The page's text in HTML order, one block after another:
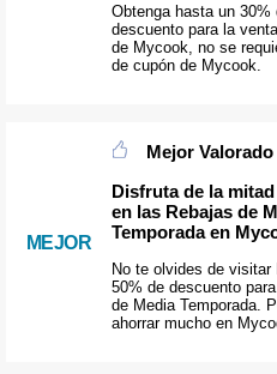
Obtenga hasta un 30%
descuento para la
de Mycook, no se
de cupón de Mycook.
MEJOR
Mejor Valorado
Disfruta de la
en las Rebajas de
Temporada en
No te olvides de visitar
50% de descuento
de Media Temporada.
ahorrar mucho en